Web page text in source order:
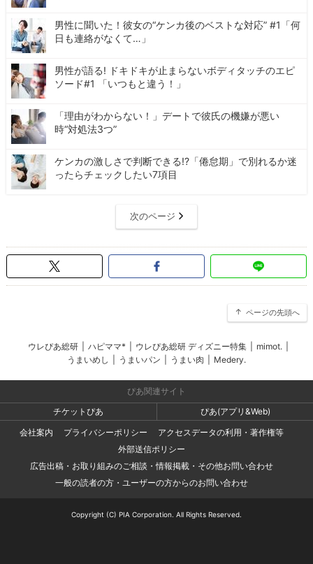
男性に聞いた！彼女の“ケンカ後のベストな対応” #1「何
日も連絡がなくて…」
男性が語る! ドキドキが止まらないボディタッチのエピ
ソード#1 「いつもと違う！」
「理由がわからない！」デートで彼氏の機嫌が悪い
時“対処法3つ”
ケンカの激しさで判断できる!?「倦怠期」で別れるか迷
ったらチェックしたい7項目
次のページ
ページの先頭へ
ウレぴあ総研 ハピママ* ウレぴあ総研 ディズニー特集 mimot.
うまいめし
うまいパン うまい肉 Medery.
ぴあ関連サイト
チケットぴあ
ぴあ(アプリ&Web)
会社案内
プライバシーポリシー
アクセスデータの利用・著作権等
外部送信ポリシー
広告出稿・お取り組みのご相談・情報掲載・その他お問い合わせ
一般の読者の方・ユーザーの方からのお問い合わせ
Copyright (C) PIA Corporation. All Rights Reserved.